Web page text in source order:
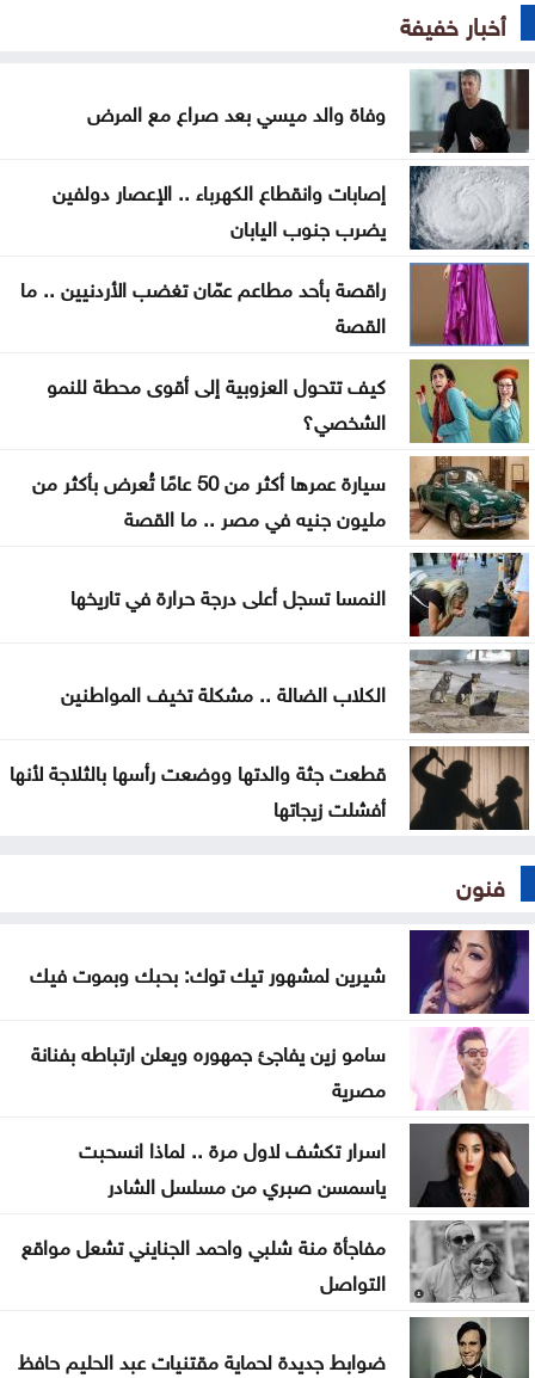
الاقتصادي
فشل أمريكا وحلف مكة الجديد
عراقجي: اتفاق وشيك مع عُمان لفتح مسار ملاحي جديد
عبر هرمز
العراق يناقش مع إيران ترتيبات تصدير النفط
ماذا يحدث لدماغك عند تناول الفول السوداني يوميًا؟
كيف يخدعنا الذكاء الاصطناعي بمخرجات مصقولة بلا
جوهر
أخبار خفيفة
وفاة والد ميسي بعد صراع مع المرض
إصابات وانقطاع الكهرباء .. الإعصار دولفين
يضرب جنوب اليابان
راقصة بأحد مطاعم عمّان تغضب الأردنيين .. ما
القصة
كيف تتحول العزوبية إلى أقوى محطة للنمو
الشخصي؟
سيارة عمرها أكثر من 50 عامًا تُعرض بأكثر من
مليون جنيه في مصر .. ما القصة
النمسا تسجل أعلى درجة حرارة في تاريخها
الكلاب الضالة .. مشكلة تخيف المواطنين
قطعت جثة والدتها ووضعت رأسها بالثلاجة لأنها
أفشلت زيجاتها
فنون
شيرين لمشهور تيك توك: بحبك وبموت فيك
سامو زين يفاجئ جمهوره ويعلن ارتباطه بفنانة
مصرية
اسرار تكشف لاول مرة .. لماذا انسحبت
ياسمسن صبري من مسلسل الشادر
مفاجأة منة شلبي واحمد الجنايني تشعل مواقع
التواصل
ضوابط جديدة لحماية مقتنيات عبد الحليم حافظ